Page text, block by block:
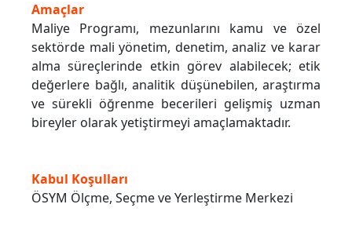
Amaçlar
Maliye Programı, mezunlarını kamu ve özel
sektörde mali yönetim, denetim, analiz ve karar
alma süreçlerinde etkin görev alabilecek; etik
değerlere bağlı, analitik düşünebilen, araştırma
ve sürekli öğrenme becerileri gelişmiş uzman
bireyler olarak yetiştirmeyi amaçlamaktadır.
Kabul Koşulları
ÖSYM Ölçme, Seçme ve Yerleştirme Merkezi